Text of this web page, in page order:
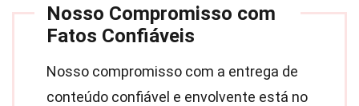
Nosso Compromisso com
Fatos Confiáveis
Nosso compromisso com a entrega de
conteúdo confiável e envolvente está no